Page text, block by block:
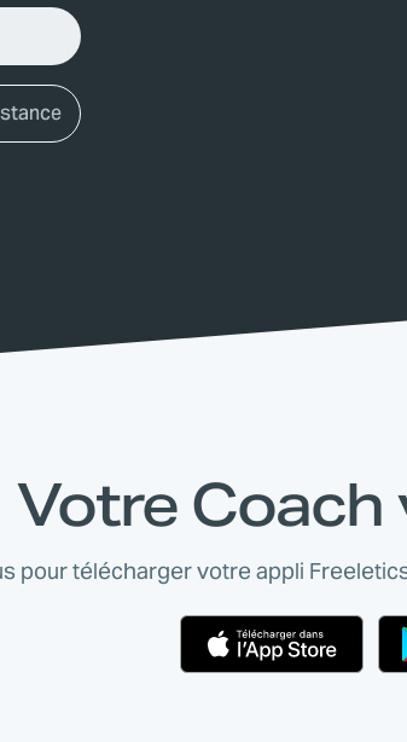
Votre
pour télécharger votre appli